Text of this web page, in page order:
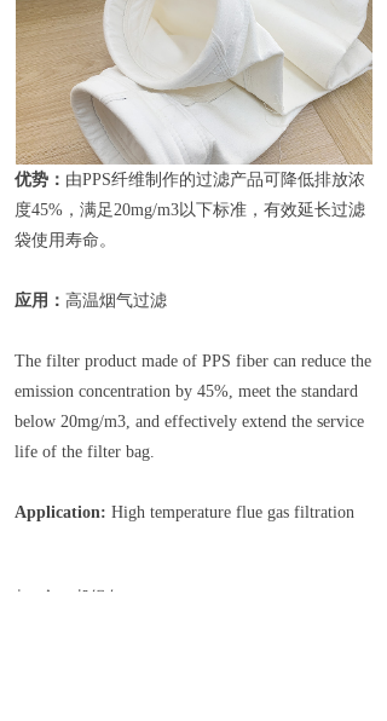
优势： 由PPS纤维制作的过滤产品可降低排放浓
度45%，满足20mg/m3以下标准，有效延长过滤
袋使用寿命。
应用： 高温烟气过滤
The filter product made of PPS fiber can reduce the
emission concentration by 45%, meet the standard
below 20mg/m3, and effectively extend the service
life of the filter bag.
Application: High temperature flue gas filtration
上一个：
机织布